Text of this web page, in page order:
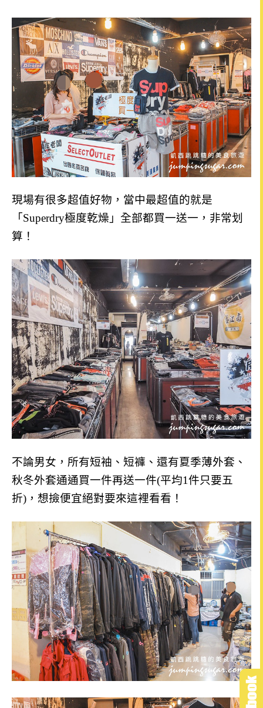
現場有很多超值好物，當中最超值的就是
「Superdry極度乾燥」全部都買一送一，非常划
算！
不論男女，所有短袖、短褲、還有夏季薄外套、
秋冬外套通通買一件再送一件(平均1件只要五
折)，想撿便宜絕對要來這裡看看！